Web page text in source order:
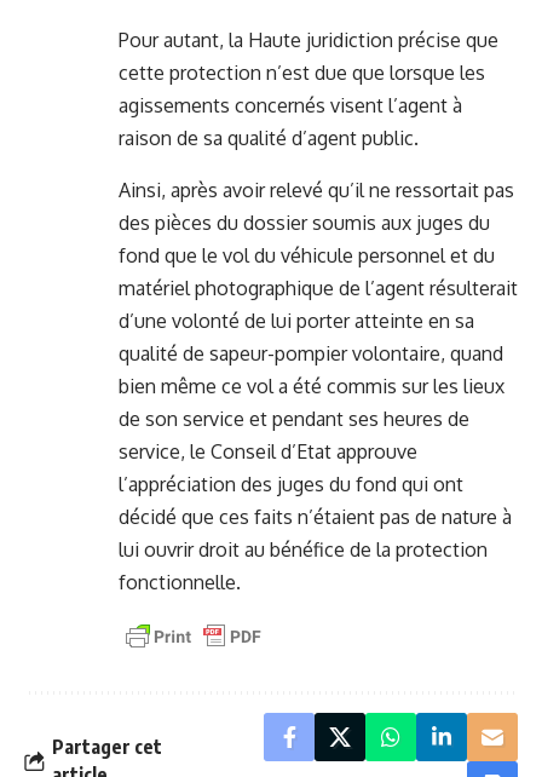
Pour autant, la Haute juridiction précise que
cette protection n’est due que lorsque les
agissements concernés visent l’agent à
raison de sa qualité d’agent public.
Ainsi, après avoir relevé qu’il ne ressortait pas
des pièces du dossier soumis aux juges du
fond que le vol du véhicule personnel et du
matériel photographique de l’agent résulterait
d’une volonté de lui porter atteinte en sa
qualité de sapeur-pompier volontaire, quand
bien même ce vol a été commis sur les lieux
de son service et pendant ses heures de
service, le Conseil d’Etat approuve
l’appréciation des juges du fond qui ont
décidé que ces faits n’étaient pas de nature à
lui ouvrir droit au bénéfice de la protection
fonctionnelle.
Partager cet